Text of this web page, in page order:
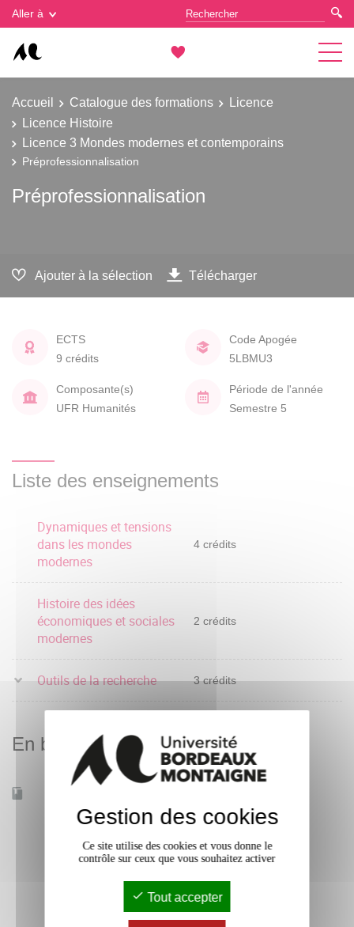
Aller à
Accueil Catalogue des formations
Licence
Licence Histoire
Licence 3 Mondes modernes et contemporains
Préprofessionnalisation
Préprofessionnalisation
Ajouter à la sélection Télécharger
ECTS
9 crédits
Code Apogée
5LBMU3
Composante(s)
UFR Humanités
Période de l'année
Semestre 5
Liste des enseignements
Dynamiques et tensions
dans les mondes
modernes
4 crédits
Histoire des idées
économiques et sociales
modernes
2 crédits
Outils de la recherche 3 crédits
En bref
Gestion des cookies
Gestion des cookies
Ce site utilise des cookies et vous donne le
contrôle sur ceux que vous souhaitez activer
Tout accepter